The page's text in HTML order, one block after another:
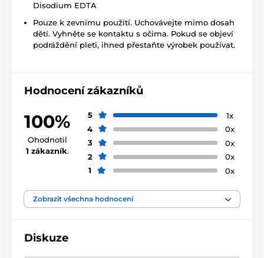
Disodium EDTA
Pouze k zevnímu použití. Uchovávejte mimo dosah
dětí. Vyhněte se kontaktu s očima. Pokud se objeví
podráždění pleti, ihned přestaňte výrobek používat.
Hodnocení zákazníků
100%
Ohodnotil
1 zákazník.
5
1x
4
0x
3
0x
2
0x
1
0x
Zobrazit všechna hodnocení
Diskuze